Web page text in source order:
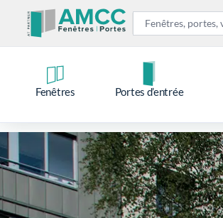
Fenêtres Portes d’entrée